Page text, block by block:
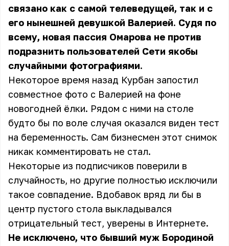
связано как с самой телеведущей, так и с
его нынешней девушкой Валерией. Судя по
всему, новая пассия Омарова не против
подразнить пользователей Сети якобы
случайными фотографиями.
Некоторое время назад Курбан запостил
совместное фото с Валерией на фоне
новогодней ёлки. Рядом с ними на столе
будто бы по воле случая оказался виден тест
на беременность. Сам бизнесмен этот снимок
никак комментировать не стал.
Некоторые из подписчиков поверили в
случайность, но другие полностью исключили
такое совпадение. Вдобавок вряд ли бы в
центр пустого стола выкладывался
отрицательный тест, уверены в Интернете.
Не исключено, что бывший муж Бородиной